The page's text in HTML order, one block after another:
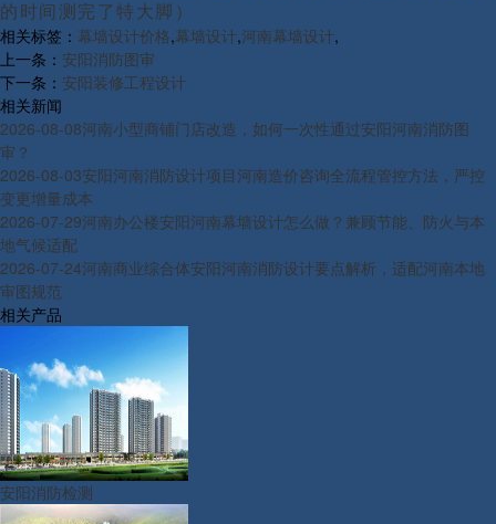
的时间测完了特大脚）
相关标签： 幕墙设计价格,幕墙设计,河南幕墙设计,
上一条： 安阳消防图审
下一条： 安阳装修工程设计
相关新闻
2026-08-08河南小型商铺门店改造，如何一次性通过安阳河南消防图
审？
2026-08-03安阳河南消防设计项目河南造价咨询全流程管控方法，严控
变更增量成本
2026-07-29河南办公楼安阳河南幕墙设计怎么做？兼顾节能、防火与本
地气候适配
2026-07-24河南商业综合体安阳河南消防设计要点解析，适配河南本地
审图规范
相关产品
安阳消防检测